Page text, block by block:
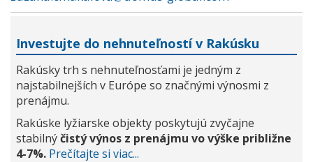
Investujte do nehnuteľností v Rakúsku
Rakúsky trh s nehnuteľnosťami je jedným z
najstabilnejších v Európe so značnými výnosmi z
prenájmu.
Rakúske lyžiarske objekty poskytujú zvyčajne
stabilnýčistý výnos z prenájmu vo výške približne
4-7%. Prečítajte si viac...